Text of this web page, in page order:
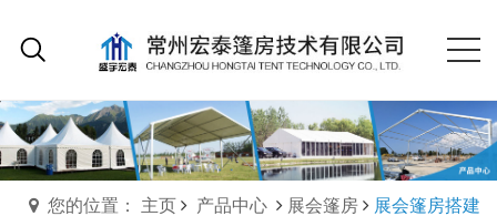
您的位置： 主页 产品中心 展会篷房 展会篷房搭建